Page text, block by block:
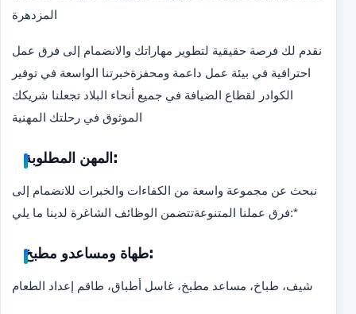
المزدهرة
نقدم لك فرصة حقيقية لتطوير مهاراتك والانضمام إلى فرق عمل
احترافية في بيئة عمل داعمة ومحفزةخبرتنا الواسعة في توفير
الكوادر لقطاع الضيافة في جميع أنحاء البلاد تجعلنا شريكك
الموثوق في رحلتك المهنية
المهن المطلوبة:
نبحث عن مجموعة واسعة من الكفاءات والخبرات للانضمام إلى
فرق عملنا المتنوعةتتضمن الوظائف الشاغرة لدينا ما يلي:*
طهاة ومساعدو مطبخ:
شيف، طباخ، مساعد مطبخ، غاسل أطباق، طاقم إعداد الطعام